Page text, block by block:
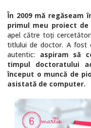
În 2009 mă regăseam
primul meu proiect
apel către toți
titlului de doctor. A fost
autentic: aspiram să
timpul doctoratului
început o muncă de
asistată de computer.